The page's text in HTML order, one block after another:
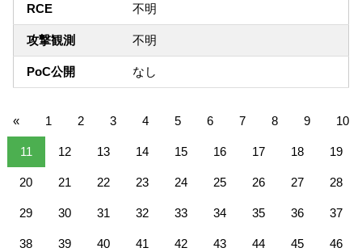
RCE 不明
攻撃観測 不明
PoC公開 なし
« 1 2 3 4 5 6 7 8 9 10
11 12 13 14 15 16 17 18 19
20 21 22 23 24 25 26 27 28
29 30 31 32 33 34 35 36 37
38 39 40 41 42 43 44 45 46